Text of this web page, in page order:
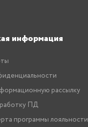
информация
рассылку
ПД
программы лояльности